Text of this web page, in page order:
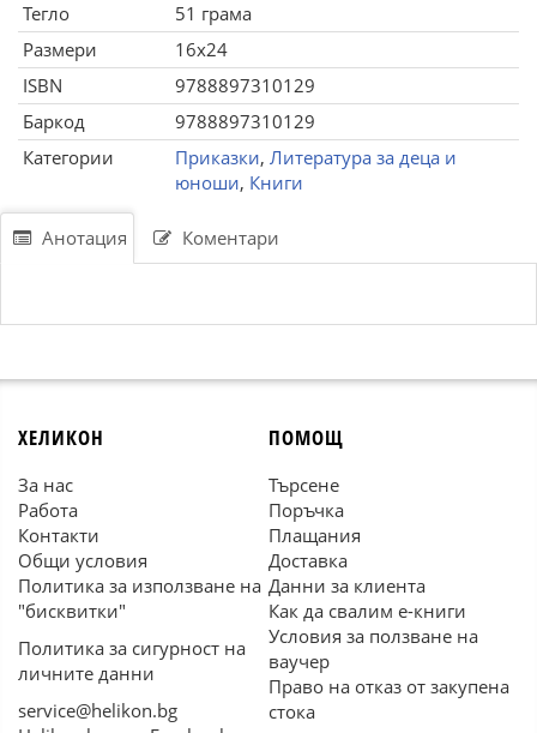
Тегло
51 грама
Размери
16x24
ISBN
9788897310129
Баркод
9788897310129
Категории
Приказки, Литература за деца и
юноши, Книги
Анотация Коментари
ХЕЛИКОН
За нас
Работа
Контакти
Общи условия
Политика за използване на
"бисквитки"
Политика за сигурност на
личните данни
service@helikon.bg
ПОМОЩ
Търсене
Поръчка
Плащания
Доставка
Данни за клиента
Как да свалим е-книги
Условия за ползване на
ваучер
Право на отказ от закупена
стока